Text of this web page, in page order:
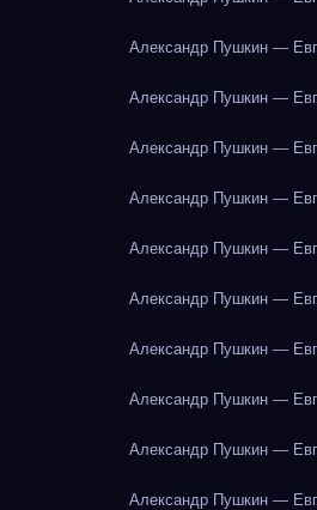
Александр Пушкин —
Александр Пушкин —
Александр Пушкин —
Александр Пушкин —
Александр Пушкин —
Александр Пушкин —
Александр Пушкин —
Александр Пушкин —
Александр Пушкин —
Александр Пушкин —